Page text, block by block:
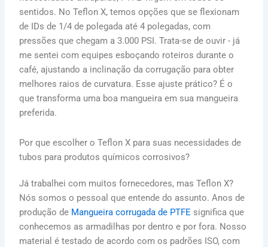
sentidos. No Teflon X, temos opções que se flexionam
de IDs de 1/4 de polegada até 4 polegadas, com
pressões que chegam a 3.000 PSI. Trata-se de ouvir - já
me sentei com equipes esboçando roteiros durante o
café, ajustando a inclinação da corrugação para obter
melhores raios de curvatura. Esse ajuste prático? É o
que transforma uma boa mangueira em sua mangueira
preferida.
Por que escolher o Teflon X para suas necessidades de
tubos para produtos químicos corrosivos?
Já trabalhei com muitos fornecedores, mas Teflon X?
Nós somos o pessoal que entende do assunto. Anos de
produção de Mangueira corrugada de PTFE significa que
conhecemos as armadilhas por dentro e por fora. Nosso
material é testado de acordo com os padrões ISO, com